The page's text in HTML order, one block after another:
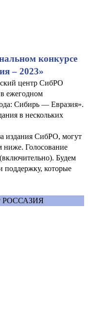
конкурсе
– 2023»
центр СибРО
ежегодном
Сибирь — Евразия».
в нескольких
издания СибРО, могут
ниже. Голосование
Будем
поддержку, которые
РОССАЗИЯ